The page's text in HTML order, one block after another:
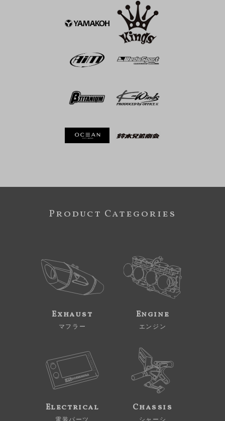
Product Categories
Exhaust
マフラー
Engine
エンジン
Electrical
電装パーツ
Chassis
シャーシ